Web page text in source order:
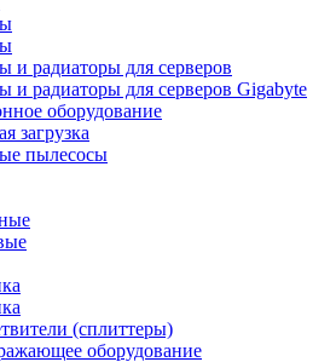
и радиаторы для серверов
и радиаторы для серверов Gigabyte
оборудование
загрузка
пылесосы
(сплиттеры)
оборудование